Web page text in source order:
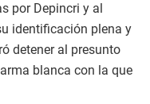
por Depincri y al
identificación plena y
detener al presunto
blanca con la que